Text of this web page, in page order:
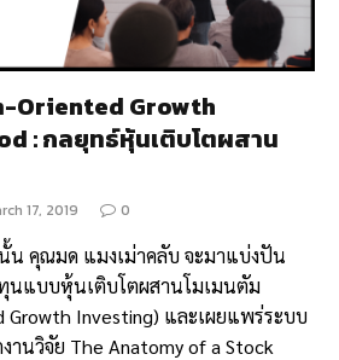
Oriented Growth
: กลยุทธ์หุ้นเติบโตผสาน
17, 2019 0
น คุณมด แมงเม่าคลับ จะมาแบ่งปัน
นแบบหุ้นเติบโตผสานโมเมนตัม
Growth Investing) และเผยแพร่ระบบ
านวิจัย The Anatomy of a Stock